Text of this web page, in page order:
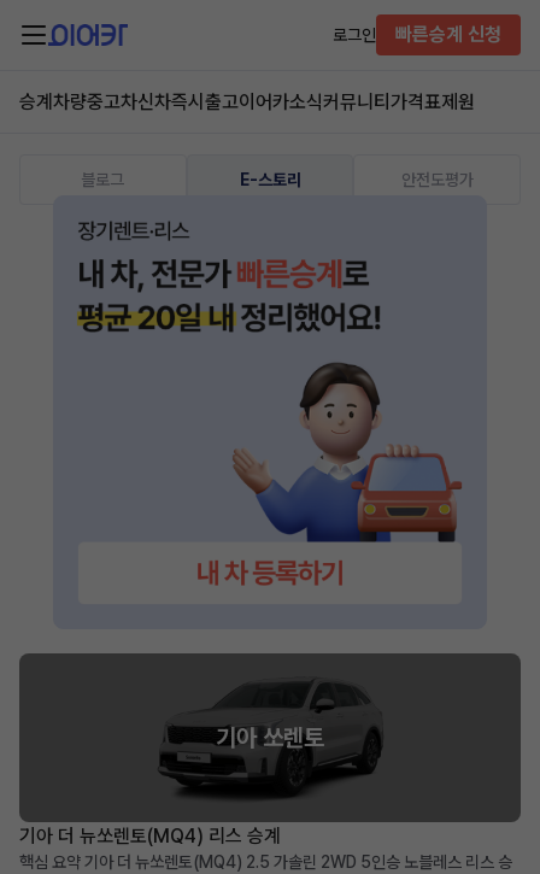
로그인 빠른승계 신청
승계차량중고차신차즉시출고이어카소식커뮤니티 가격표제원
블로그 E-스토리 안전도평가
기아 쏘렌토
기아 더 뉴쏘렌토(MQ4) 리스 승계
핵심 요약 기아 더 뉴쏘렌토(MQ4) 2.5 가솔린 2WD 5인승 노블레스 리스 승